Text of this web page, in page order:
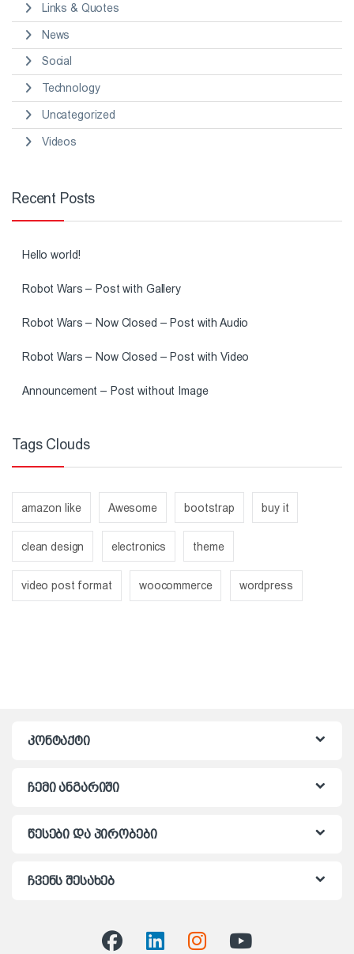
Links & Quotes
News
Social
Technology
Uncategorized
Videos
Recent Posts
Hello world!
Robot Wars – Post with Gallery
Robot Wars – Now Closed – Post with Audio
Robot Wars – Now Closed – Post with Video
Announcement – Post without Image
Tags Clouds
amazon like Awesome bootstrap buy it
clean design electronics theme
video post format woocommerce wordpress
კონტაქტი
ჩემი ანგარიში
წესები და პირობები
ჩვენს შესახებ